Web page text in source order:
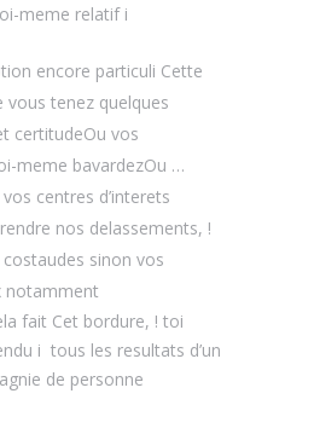
meme relatif i
encore particuli Cette
vous tenez quelques
certitudeOu vos
meme bavardezOu …
vos centres d’interets
nos delassements, !
sinon vos
notamment
fait Cet bordure, ! toi
i tous les resultats d’un
de personne